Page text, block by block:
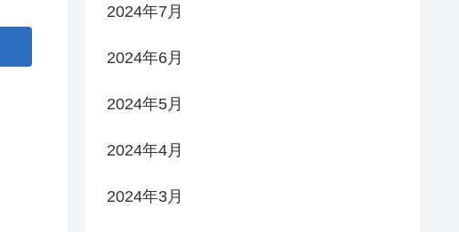
2024年7月
2024年6月
2024年5月
2024年4月
2024年3月